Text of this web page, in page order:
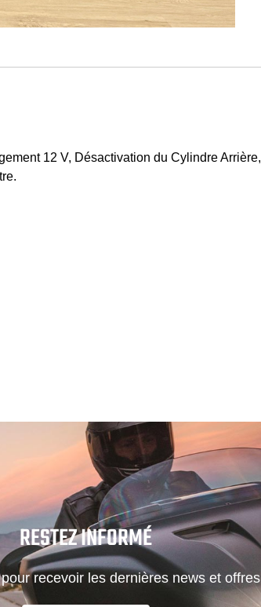
12 V, Désactivation du Cylindre Arrière,
RESTEZ INFORMÉ
recevoir les dernières news et